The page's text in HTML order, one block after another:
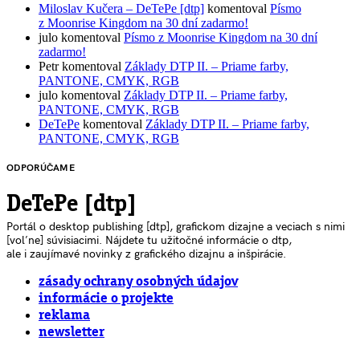
Miloslav Kučera – DeTePe [dtp] komentoval Písmo
z Moonrise Kingdom na 30 dní zadarmo!
julo komentoval Písmo z Moonrise Kingdom na 30 dní
zadarmo!
Petrkomentoval Základy DTP II. – Priame farby,
PANTONE, CMYK, RGB
julo komentoval Základy DTP II. – Priame farby,
PANTONE, CMYK, RGB
DeTePe komentoval Základy DTP II. – Priame farby,
PANTONE, CMYK, RGB
ODPORÚČAME
DeTePe [dtp]
Portál o desktop publishing [dtp], grafickom dizajne a veciach s nimi
[voľne] súvisiacimi. Nájdete tu užitočné informácie o dtp,
ale i zaujímavé novinky z grafického dizajnu a inšpirácie.
zásady ochrany osobných údajov
informácie o projekte
reklama
newsletter